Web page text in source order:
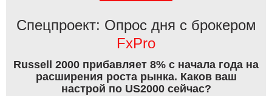
Спецпроект: Опрос дня с брокером
FxPro
Russell 2000 прибавляет 8% с начала года на
расширения роста рынка. Каков ваш
настрой по US2000 сейчас?